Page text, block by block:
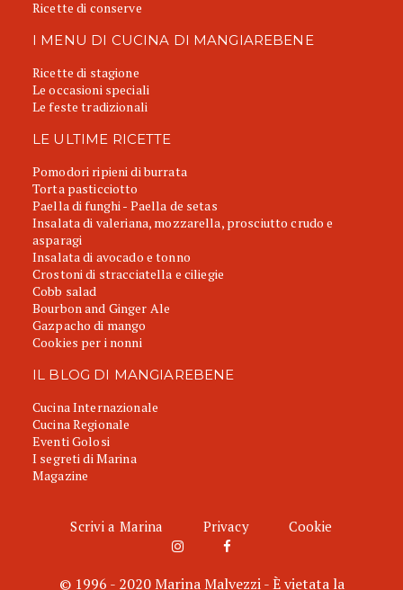
Ricette di conserve
I MENU DI CUCINA DI MANGIAREBENE
Ricette di stagione
Le occasioni speciali
Le feste tradizionali
LE ULTIME RICETTE
Pomodori ripieni di burrata
Torta pasticciotto
Paella di funghi - Paella de setas
Insalata di valeriana, mozzarella, prosciutto crudo e
asparagi
Insalata di avocado e tonno
Crostoni di stracciatella e ciliegie
Cobb salad
Bourbon and Ginger Ale
Gazpacho di mango
Cookies per i nonni
IL BLOG DI MANGIAREBENE
Cucina Internazionale
Cucina Regionale
Eventi Golosi
I segreti di Marina
Magazine
Scrivi a Marina Privacy Cookie
© 1996 - 2020 Marina Malvezzi - È vietata la